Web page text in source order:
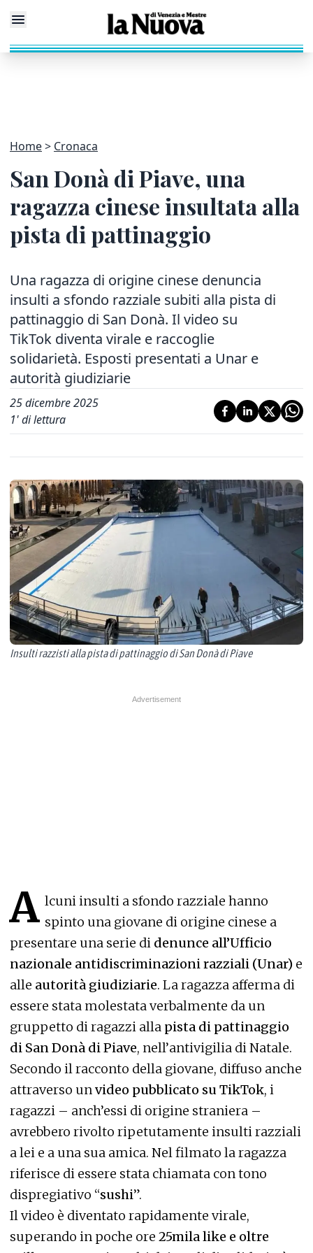
Home Cronaca
San Donà di Piave, una
ragazza cinese insultata alla
pista di pattinaggio
Una ragazza di origine cinese denuncia
insulti a sfondo razziale subiti alla pista di
pattinaggio di San Donà. Il video su
TikTok diventa virale e raccoglie
solidarietà. Esposti presentati a Unar e
autorità giudiziarie
25 dicembre 2025
1' di lettura
Insulti razzisti alla pista di pattinaggio di San Donà di Piave
A lcuni insulti a sfondo razziale hanno
spinto una giovane di origine cinese a
presentare una serie di denunce all’Ufficio
nazionale antidiscriminazioni razziali (Unar) e
alle autorità giudiziarie. La ragazza afferma di
essere stata molestata verbalmente da un
gruppetto di ragazzi alla pista di pattinaggio
di San Donà di Piave, nell’antivigilia di Natale.
Secondo il racconto della giovane, diffuso anche
attraverso unvideo pubblicato su TikTok, i
ragazzi – anch’essi di origine straniera –
avrebbero rivolto ripetutamente insulti razziali
a lei e a una sua amica. Nel filmato la ragazza
riferisce di essere stata chiamata con tono
dispregiativo “sushi”.
Il video è diventato rapidamente virale,
superando in poche ore 25mila like e oltre